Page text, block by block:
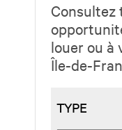
Consultez
louer ou à
Île-de-